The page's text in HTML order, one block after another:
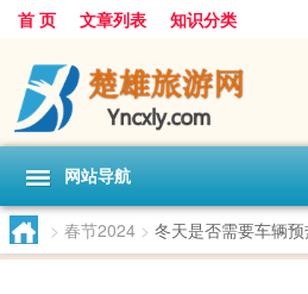
首 页 文章列表 知识分类
网站导航
> 春节2024 > 冬天是否需要车辆